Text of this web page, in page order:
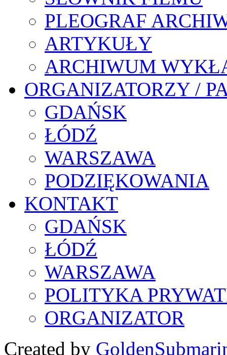
PLEOGRAF
ARTYKUŁY
ARCHIWUM
ORGANIZATORZY /
GDAŃSK
ŁÓDŹ
WARSZAWA
PODZIĘKOWANIA
KONTAKT
GDAŃSK
ŁÓDŹ
WARSZAWA
POLITYKA
ORGANIZATOR
Created by